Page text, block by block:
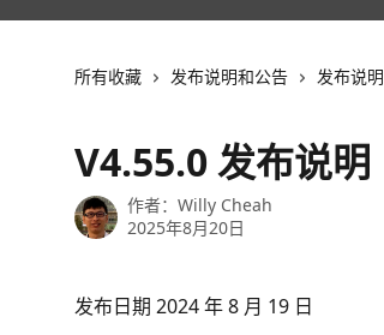
所有收藏 发布说明和公告 发布说明
V4.55.0 发布说明
作者： Willy Cheah
2025年8月20日
发布日期 2024 年 8 月 19 日